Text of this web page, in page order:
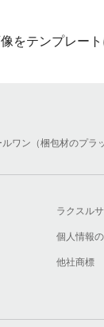
をテンプレート
ワン（梱包材のプラ
ラクスル
個人情報
他社商標